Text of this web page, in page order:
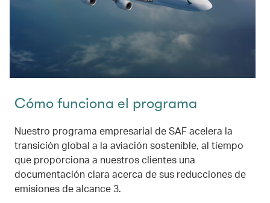
Cómo funciona el programa
Nuestro programa empresarial de SAF acelera la
transición global a la aviación sostenible, al tiempo
que proporciona a nuestros clientes una
documentación clara acerca de sus reducciones de
emisiones de alcance 3.